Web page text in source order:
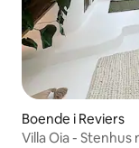
Boende i Reviers
Villa Oia -